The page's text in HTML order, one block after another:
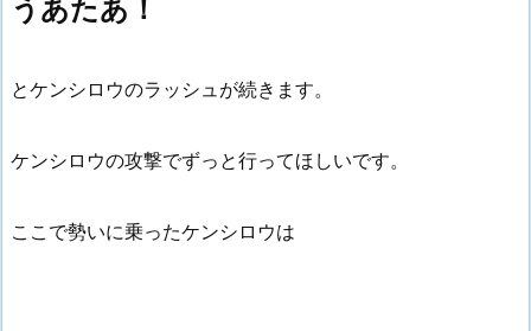
うあたあ！
とケンシロウのラッシュが続きます。
ケンシロウの攻撃でずっと行ってほしいです。
ここで勢いに乗ったケンシロウは